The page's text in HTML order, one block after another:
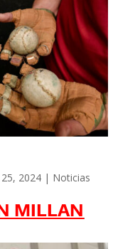
2024| Noticias
MILLAN